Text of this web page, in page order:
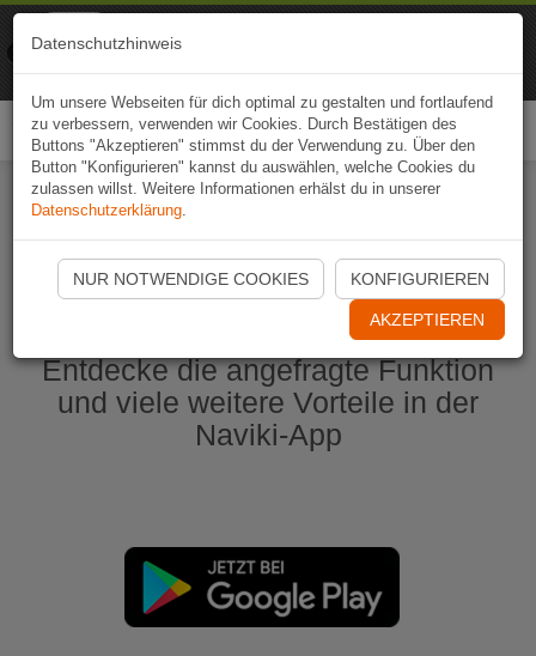
Naviki App jetzt öffnen
Entdecke die angefragte Funktion
und viele weitere Vorteile in der
Naviki-App
Datenschutzhinweis
Um unsere Webseiten für dich optimal zu gestalten und fortlaufend
zu verbessern, verwenden wir Cookies. Durch Bestätigen des
Buttons "Akzeptieren" stimmst du der Verwendung zu. Über den
Button "Konfigurieren" kannst du auswählen, welche Cookies du
zulassen willst. Weitere Informationen erhälst du in unserer
Datenschutzerklärung.
NUR NOTWENDIGE COOKIES KONFIGURIEREN
AKZEPTIEREN
Naviki